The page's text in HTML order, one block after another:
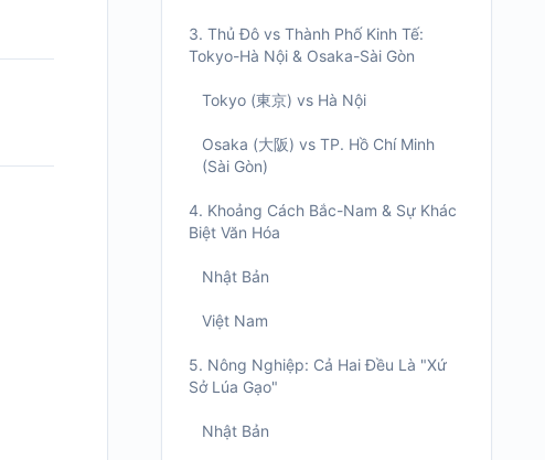
3. Thủ Đô vs Thành Phố Kinh Tế:
Tokyo-Hà Nội & Osaka-Sài Gòn
Tokyo (東京) vs Hà Nội
Osaka (大阪) vs TP. Hồ Chí Minh
(Sài Gòn)
4. Khoảng Cách Bắc-Nam & Sự Khác
Biệt Văn Hóa
Nhật Bản
Việt Nam
5. Nông Nghiệp: Cả Hai Đều Là "Xứ
Sở Lúa Gạo"
Nhật Bản